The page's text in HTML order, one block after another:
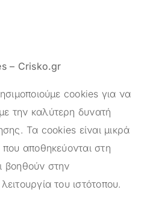
– Crisko.gr
cookies για να
την καλύτερη δυνατή
Τα cookies είναι μικρά
που αποθηκεύονται στη
βοηθούν στην
του ιστότοπου.